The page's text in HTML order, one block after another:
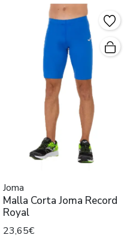
Joma
Malla Corta Joma Record
Royal
23,65€